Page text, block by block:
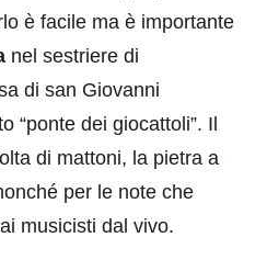
è facile ma è importante
nel sestriere di
di san Giovanni
“ponte dei giocattoli”. Il
di mattoni, la pietra a
per le note che
musicisti dal vivo.